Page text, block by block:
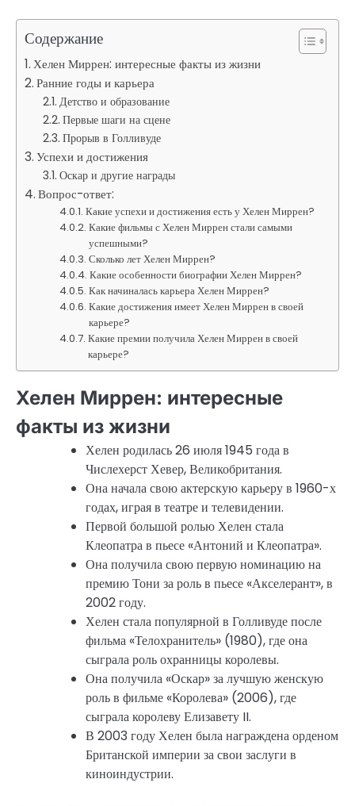
Содержание
Хелен Миррен: интересные факты из жизни
Ранние годы и карьера
Детство и образование
Первые шаги на сцене
Прорыв в Голливуде
Успехи и достижения
Оскар и другие награды
Вопрос-ответ:
Какие успехи и достижения есть у Хелен Миррен?
Какие фильмы с Хелен Миррен стали самыми
успешными?
Сколько лет Хелен Миррен?
Какие особенности биографии Хелен Миррен?
Как начиналась карьера Хелен Миррен?
Какие достижения имеет Хелен Миррен в своей
карьере?
Какие премии получила Хелен Миррен в своей
карьере?
Хелен Миррен: интересные
факты из жизни
Хелен родилась 26 июля 1945 года в
Числехерст Хевер, Великобритания.
Она начала свою актерскую карьеру в 1960-х
годах, играя в театре и телевидении.
Первой большой ролью Хелен стала
Клеопатра в пьесе «Антоний и Клеопатра».
Она получила свою первую номинацию на
премию Тони за роль в пьесе «Акселерант», в
2002 году.
Хелен стала популярной в Голливуде после
фильма «Телохранитель» (1980), где она
сыграла роль охранницы королевы.
Она получила «Оскар» за лучшую женскую
роль в фильме «Королева» (2006), где
сыграла королеву Елизавету II.
В 2003 году Хелен была награждена орденом
Британской империи за свои заслуги в
киноиндустрии.